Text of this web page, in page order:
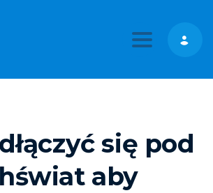
Toggle
się pod
aby